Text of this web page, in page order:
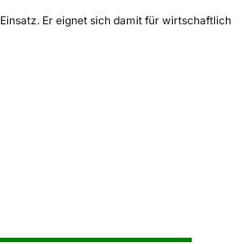
Er eignet sich damit für wirtschaftlich